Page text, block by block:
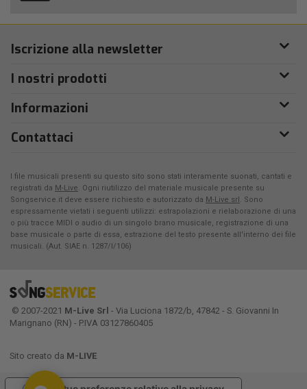
Iscrizione alla newsletter
I nostri prodotti
Informazioni
Contattaci
I file musicali presenti su questo sito sono stati interamente suonati, cantati e
registrati da M-Live. Ogni riutilizzo del materiale musicale presente su
Songservice.it deve essere richiesto e autorizzato da M-Live srl. Sono
espressamente vietati i seguenti utilizzi: estrapolazioni e rielaborazione di una
o più tracce MIDI o audio di un singolo brano musicale, registrazione di una
base musicale o parte di essa, estrazione del testo presente all'interno dei file
musicali. (Aut. SIAE n. 1287/I/106)
© 2007-2021 M-Live Srl - Via Luciona 1872/b, 47842 - S. Giovanni In
Marignano (RN) - P.IVA 03127860405
Sito creato da M-LIVE